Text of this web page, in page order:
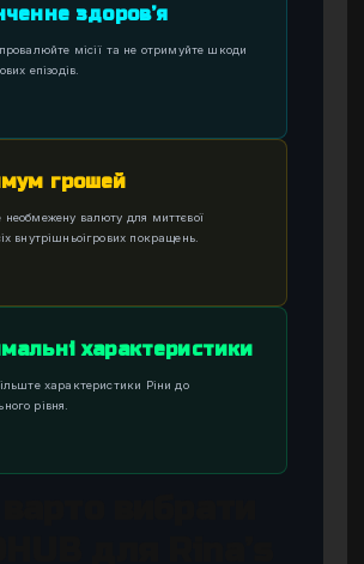
здоров’я
місії та не отримуйте шкоди
епізодів.
грошей
валюту для миттєвої
внутрішньоігрових покращень.
характеристики
характеристики Ріни до
рівня.